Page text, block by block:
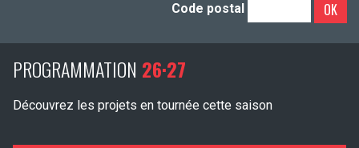
Code postal OK
PROGRAMMATION 26·27
Découvrez les projets en tournée cette saison